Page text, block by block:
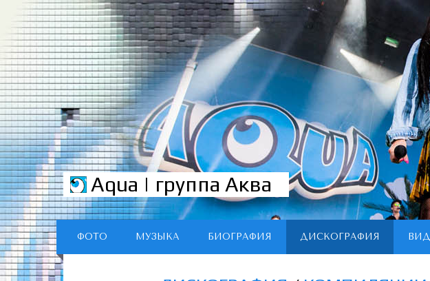
Aqua | группа Аква
ФОТО МУЗЫКА БИОГРАФИЯ ДИСКОГРАФИЯ